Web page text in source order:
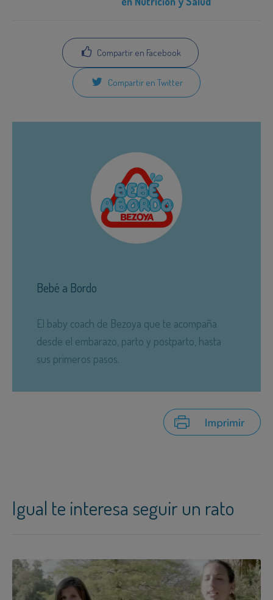
Compartir en Facebook
Compartir en Twitter
Bebé a Bordo
El baby coach de Bezoya que te acompaña
desde el embarazo, parto y postparto, hasta
sus primeros pasos.
Igual te interesa seguir un rato